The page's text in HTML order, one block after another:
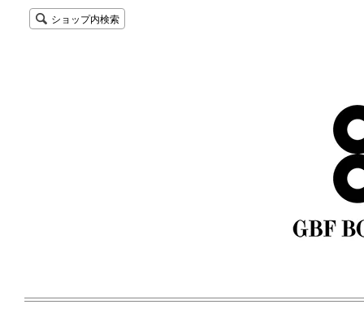
ショップ内検索